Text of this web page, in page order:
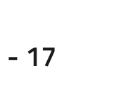
- 17